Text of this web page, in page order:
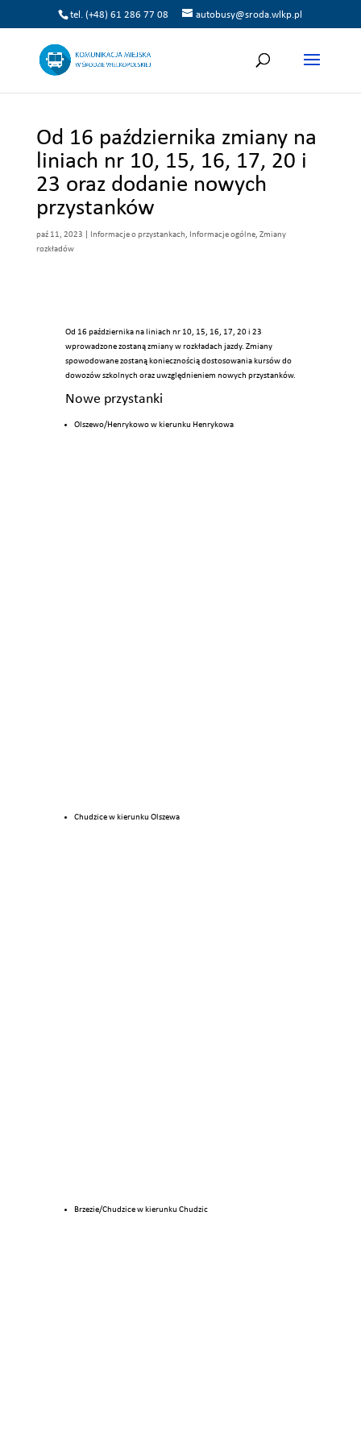
tel. (+48) 61 286 77 08 autobusy@sroda.wlkp.pl
Od 16 października zmiany na
liniach nr 10, 15, 16, 17, 20 i
23 oraz dodanie nowych
przystanków
paź 11, 2023 Informacje o przystankach, Informacje ogólne, Zmiany
rozkładów
Od 16 października na liniach nr 10, 15, 16, 17, 20 i 23
wprowadzone zostaną zmiany w rozkładach jazdy. Zmiany
spowodowane zostaną koniecznością dostosowania kursów do
dowozów szkolnych oraz uwzględnieniem nowych przystanków.
Nowe przystanki
Olszewo/Henrykowo w kierunku Henrykowa
Chudzice w kierunku Olszewa
Brzezie/Chudzice w kierunku Chudzic